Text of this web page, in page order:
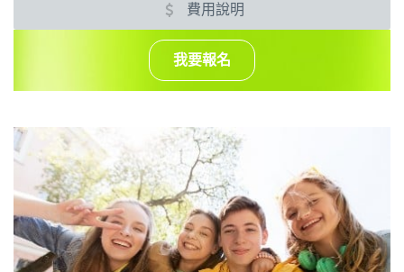
費用說明
我要報名